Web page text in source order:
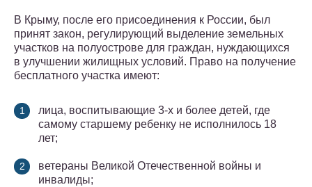
В Крыму, после его присоединения к России, был
принят закон, регулирующий выделение земельных
участков на полуострове для граждан, нуждающихся
в улучшении жилищных условий. Право на получение
бесплатного участка имеют:
лица, воспитывающие 3-х и более детей, где
самому старшему ребенку не исполнилось 18
лет;
ветераны Великой Отечественной войны и
инвалиды;